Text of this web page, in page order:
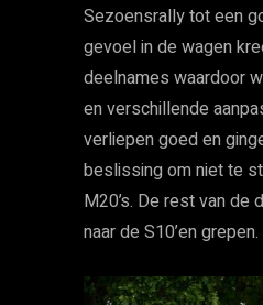
Sezoensrally tot een
gevoel in de wagen
deelnames waardoor
en verschillende
verliepen goed en
beslissing om niet te
M20’s. De rest van
naar de S10’en grepen.